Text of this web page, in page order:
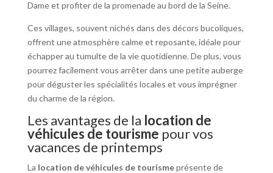
Dame et profiter de la promenade au bord de la Seine.
Ces villages, souvent nichés dans des décors bucoliques,
offrent une atmosphère calme et reposante, idéale pour
échapper au tumulte de la vie quotidienne. De plus, vous
pourrez facilement vous arrêter dans une petite auberge
pour déguster les spécialités locales et vous imprégner
du charme de la région.
Les avantages de la location de
véhicules de tourisme pour vos
vacances de printemps
La location de véhicules de tourismeprésente de